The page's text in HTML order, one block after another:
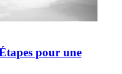
pour une